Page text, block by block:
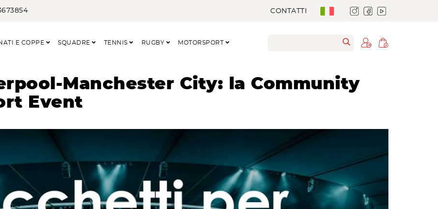
CONTATTI
E COPPE SQUADRE TENNIS RUGBY MOTORSPORT
Manchester City: la Community
Event